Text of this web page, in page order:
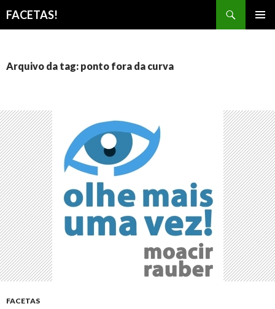
FACETAS!
CONTEÚDO
Arquivo da tag: ponto fora da curva
FACETAS